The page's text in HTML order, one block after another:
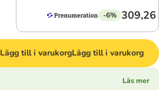
-6% 309,26
Lägg till i varukorgLägg till i varukorg
Läs mer